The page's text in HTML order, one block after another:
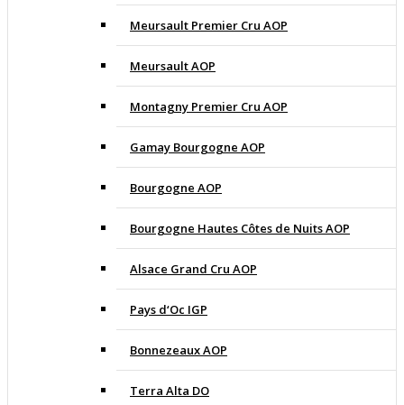
Meursault Premier Cru AOP
Meursault AOP
Montagny Premier Cru AOP
Gamay Bourgogne AOP
Bourgogne AOP
Bourgogne Hautes Côtes de Nuits AOP
Alsace Grand Cru AOP
Pays d‘Oc IGP
Bonnezeaux AOP
Terra Alta DO